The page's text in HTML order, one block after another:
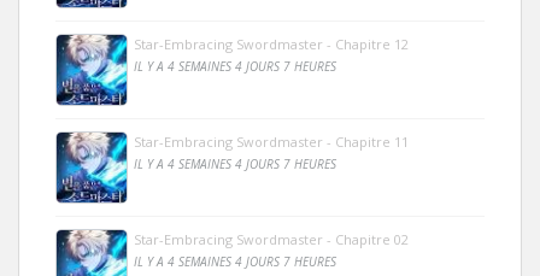
Star-Embracing Swordmaster - Chapitre 12
IL Y A 4 SEMAINES 4 JOURS 7 HEURES
Star-Embracing Swordmaster - Chapitre 11
IL Y A 4 SEMAINES 4 JOURS 7 HEURES
Star-Embracing Swordmaster - Chapitre 02
IL Y A 4 SEMAINES 4 JOURS 7 HEURES